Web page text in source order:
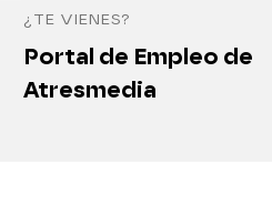
¿TE VIENES?
Portal de Empleo de
Atresmedia